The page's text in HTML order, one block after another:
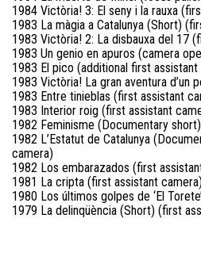
1984 Victòria! 3: El seny i la rauxa
1983 La màgia a Catalunya (Short)
1983 Victòria! 2: La disbauxa del 17
1983 Un genio en apuros (camera
1983 El pico (additional first
1983 Victòria! La gran aventura d’un
1983 Entre tinieblas (first assistant
1983 Interior roig (first assistant
1982 Feminisme (Documentary
1982 L’Estatut de Catalunya
camera)
1982 Los embarazados (first
1981 La cripta (first assistant camera)
1980 Los últimos golpes de ‘El
1979 La delinqüència (Short) (first